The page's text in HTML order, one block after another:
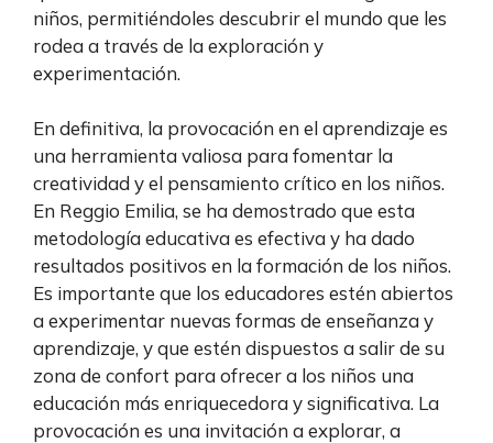
niños, permitiéndoles descubrir el mundo que les
rodea a través de la exploración y
experimentación.
En definitiva, la provocación en el aprendizaje es
una herramienta valiosa para fomentar la
creatividad y el pensamiento crítico en los niños.
En Reggio Emilia, se ha demostrado que esta
metodología educativa es efectiva y ha dado
resultados positivos en la formación de los niños.
Es importante que los educadores estén abiertos
a experimentar nuevas formas de enseñanza y
aprendizaje, y que estén dispuestos a salir de su
zona de confort para ofrecer a los niños una
educación más enriquecedora y significativa. La
provocación es una invitación a explorar, a